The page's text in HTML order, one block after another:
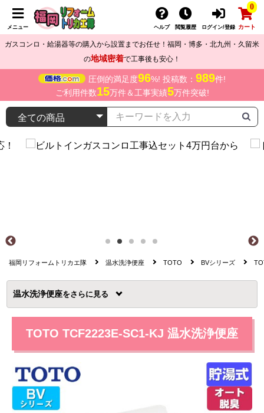
メニュー ヘルプ 閲覧履歴 ログイン/登録
0
カート
ガスコンロ・給湯器等の購入から設置までお任せ！福岡・博多・北九州・久留米
の地域密着で工事後も安心！
圧倒的満足度96%! 投稿数： 989件!
ご利用件数15万件＆工事実績5万件突破!
福岡リフォームトリカエ隊 温水洗浄便座 TOTO BVシリーズ
温水洗浄便座を
TOTO TCF2223E-SC1-KJ 温水洗浄便座